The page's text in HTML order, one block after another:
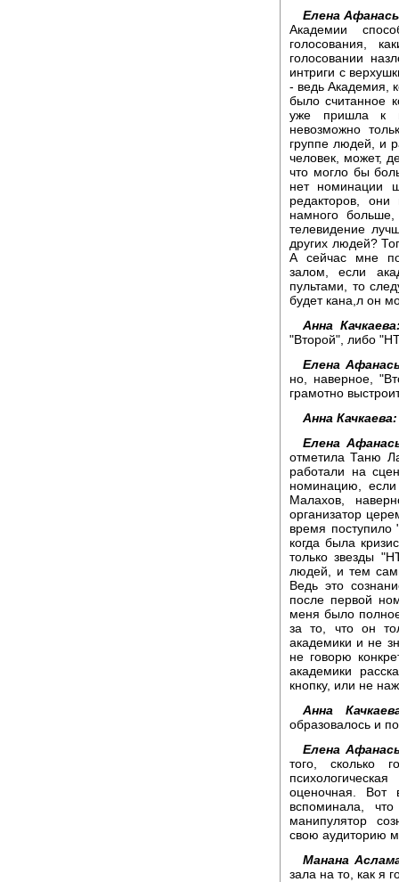
Елена
Академии
голосования,
голосовании
интриги с
- ведь Академия,
было считанное
уже пришла к
невозможно
группе людей, и
человек, может,
что могло бы
нет номинации
редакторов,
намного
телевидение
других людей?
А сейчас мне
залом, если
пультами, то
будет кана,л он
Анна
"Второй", либо
Елена
но, наверное,
грамотно
Анна Качкаева:
Елена
отметила Таню
работали на
номинацию,
Малахов,
организатор
время
когда была
только звезды
людей, и тем
Ведь это
после первой
меня было
за то, что он
академики и не
не говорю
академики
кнопку, или не
Анна
образовалось и
Елена
того, сколько
оценочная. Вот
вспоминала,
манипулятор
свою аудиторию
Манана
зала на то, как я